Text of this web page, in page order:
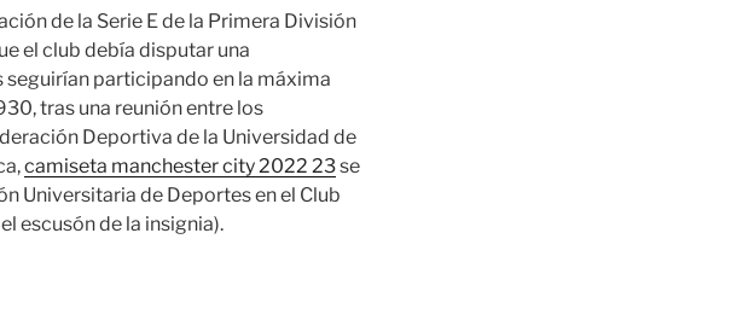
de la Serie E de la Primera División
el club debía disputar una
participando en la máxima
tras una reunión entre los
Deportiva de la Universidad de
camiseta manchester city 2022 23se
Universitaria de Deportes en el Club
escusón de la insignia).